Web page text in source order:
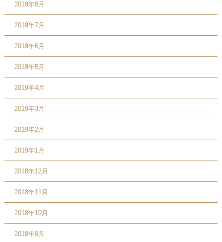
2019年8月
2019年7月
2019年6月
2019年5月
2019年4月
2019年3月
2019年2月
2019年1月
2018年12月
2018年11月
2018年10月
2018年9月